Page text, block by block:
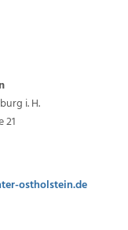
i. H.
21
ostholstein.de